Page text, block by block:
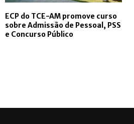
ECP do TCE-AM promove curso
sobre Admissão de Pessoal, PSS
e Concurso Público